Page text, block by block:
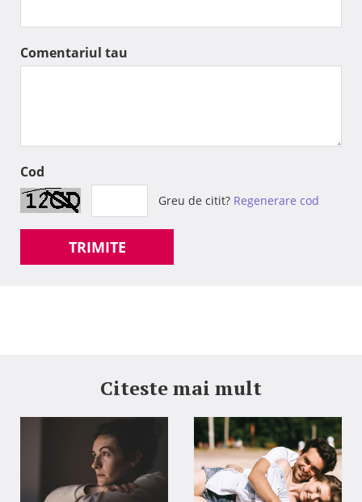
Comentariul tau
Cod
Greu de citit? Regenerare cod
TRIMITE
Citeste mai mult